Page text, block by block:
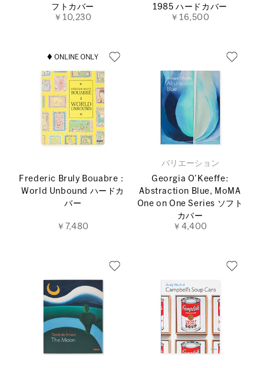
フトカバー
￥10,230
1985 ハードカバー
￥16,500
Frederic Bruly Bouabre：
World Unbound ハードカ
バー
￥7,480
バリエーション
Georgia O’Keeffe:
Abstraction Blue, MoMA
One on One Series ソフト
カバー
￥4,400